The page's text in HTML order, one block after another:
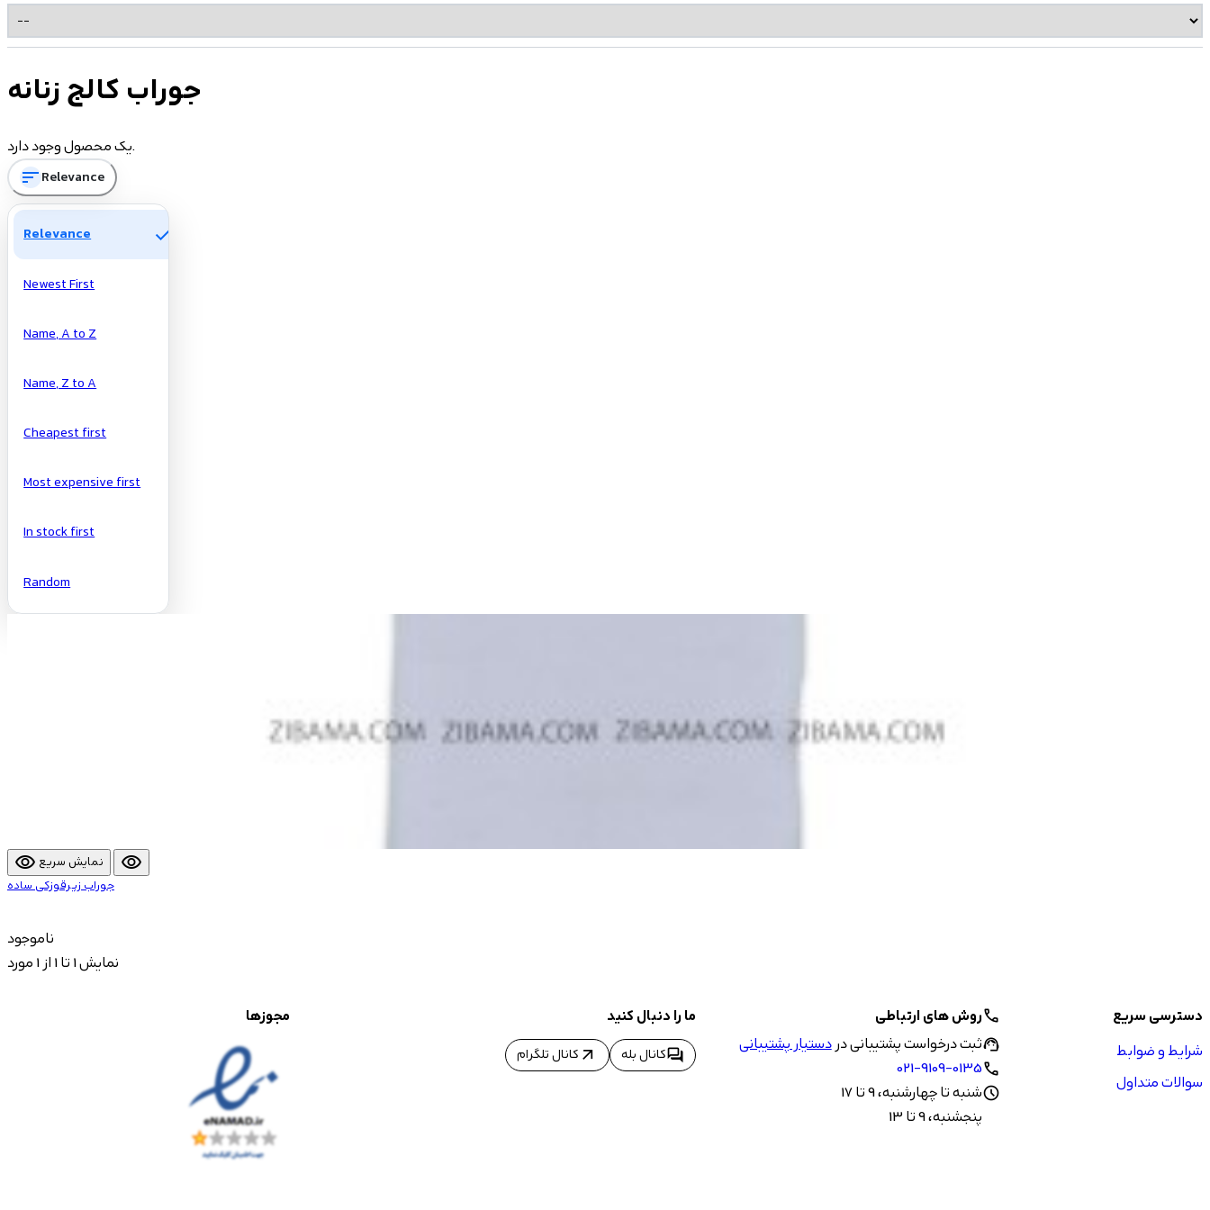
جوراب کالج زنانه
یک محصول وجود دارد.
sortRelevance
Relevance check
Newest First
Name, A to Z
Name, Z to A
Cheapest first
Most expensive first
In stock first
Random
visibility نمایش سریع visibility
جوراب زیرقوزکی ساده
ناموجود
نمایش 1 تا 1 از 1 مورد
دسترسی سریع
شرایط و ضوابط
سوالات متداول
callروش های ارتباطی
support_agentثبت درخواست پشتیبانی دردستیار پشتیبانی
call
021-9109-0135
scheduleشنبه تا چهارشنبه، 9 تا 17
پنجشنبه، 9 تا 13
ما را دنبال کنید
forumکانال بله arrow_outward کانال تلگرام
مجوزها